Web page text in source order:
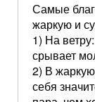
Самые
жаркую и
1) На
срывает
2) В
себя